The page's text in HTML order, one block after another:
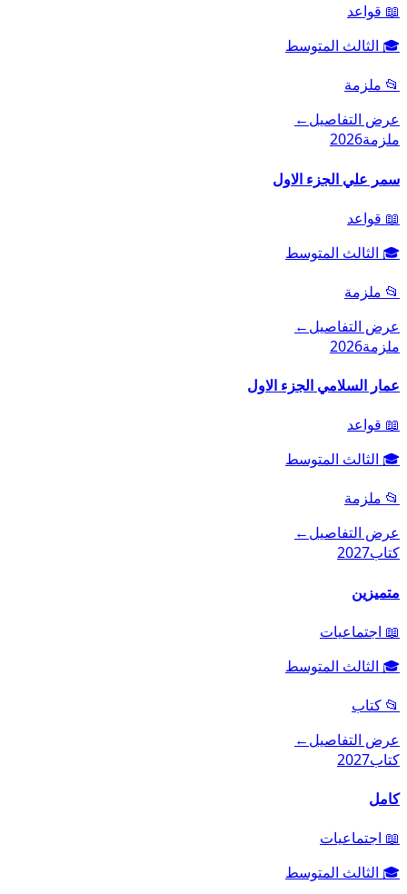
📖 قواعد
🎓 الثالث المتوسط
📂 ملزمة
عرض التفاصيل←
ملزمة2026
سمر علي الجزء الاول
📖 قواعد
🎓 الثالث المتوسط
📂 ملزمة
عرض التفاصيل←
ملزمة2026
عمار السلامي الجزء الاول
📖 قواعد
🎓 الثالث المتوسط
📂 ملزمة
عرض التفاصيل←
كتاب2027
متميزين
📖 اجتماعيات
🎓 الثالث المتوسط
📂 كتاب
عرض التفاصيل←
كتاب2027
كامل
📖 اجتماعيات
🎓 الثالث المتوسط